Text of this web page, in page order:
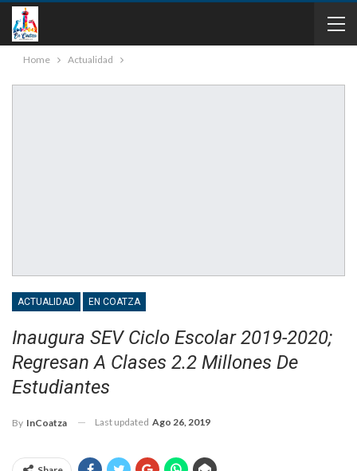
Home Actualidad
ACTUALIDAD EN COATZA
Inaugura SEV Ciclo Escolar 2019-2020;
Regresan A Clases 2.2 Millones De
Estudiantes
By InCoatza Last updated Ago 26, 2019